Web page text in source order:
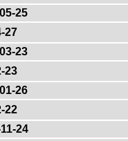
25
27
23
23
26
22
24